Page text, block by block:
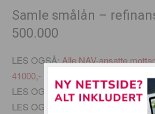
Samle smålån –
500.000
LES OGSÅ:Alle NAV-ansatte
41000,-
LES OGSÅ:Slik blir ferien din
LES OGSÅ:
20 Av de aller